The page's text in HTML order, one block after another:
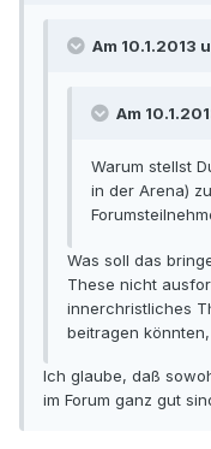
Am 10.1.2013
Am
Warum stellst
in der Arena)
Was soll das
These nicht
innerchristliches
beitragen
Ich glaube, daß
im Forum ganz gut